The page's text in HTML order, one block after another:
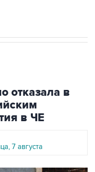
отказала в
в ЧЕ
7 августа